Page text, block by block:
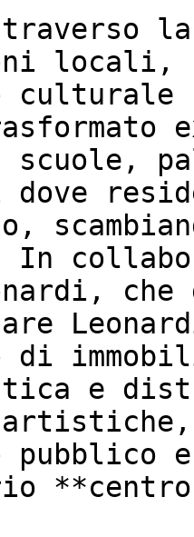
locali,
culturale
scuole,
dove
In
e